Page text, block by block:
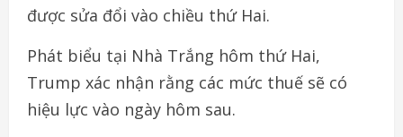
được sửa đổi vào chiều thứ Hai.
Phát biểu tại Nhà Trắng hôm thứ Hai,
Trump xác nhận rằng các mức thuế sẽ có
hiệu lực vào ngày hôm sau.